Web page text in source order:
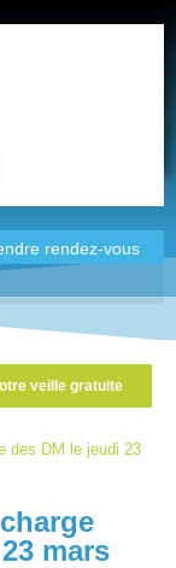
rendez-vous
des DM le jeudi 23
mars
veille gratuite